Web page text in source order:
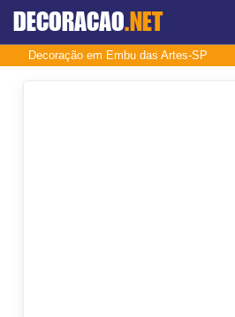
DECORACAO.NET
Decoração em Embu das Artes-SP